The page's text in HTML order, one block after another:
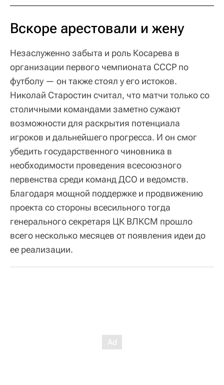
Вскоре арестовали и жену
Незаслуженно забыта и роль Косарева в
организации первого чемпионата СССР по
футболу — он также стоял у его истоков.
Николай Старостин считал, что матчи только со
столичными командами заметно сужают
возможности для раскрытия потенциала
игроков и дальнейшего прогресса. И он смог
убедить государственного чиновника в
необходимости проведения всесоюзного
первенства среди команд ДСО и ведомств.
Благодаря мощной поддержке и продвижению
проекта со стороны всесильного тогда
генерального секретаря ЦК ВЛКСМ прошло
всего несколько месяцев от появления идеи до
ее реализации.